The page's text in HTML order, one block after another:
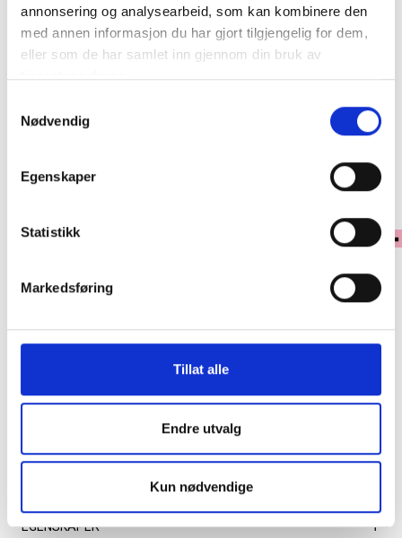
annonsering og analysearbeid, som kan kombinere den
med annen informasjon du har gjort tilgjengelig for dem,
eller som de har samlet inn gjennom din bruk av
tjenestene deres.
Nødvendig
Egenskaper
Statistikk
Markedsføring
Tillat alle
Endre utvalg
Kun nødvendige
Legg i handlekurv
✓ Fri frakt ved kjøp over 999 kr
PRODUKTINFORMASJON
En romslig avlang skulderveske i klassisk design fra House of Nordic.
Her kan du velge mellom en lekker bred flettet rem eller en klassisk
regulerbar skulderrem etter antrekk eller humør! Spesialdesign med logo
• 2 sett remmer i skinn følger med
• Svært romslig og lett å finne frem i
• Glidelåslomme og mobillommer innvendig
EGENSKAPER